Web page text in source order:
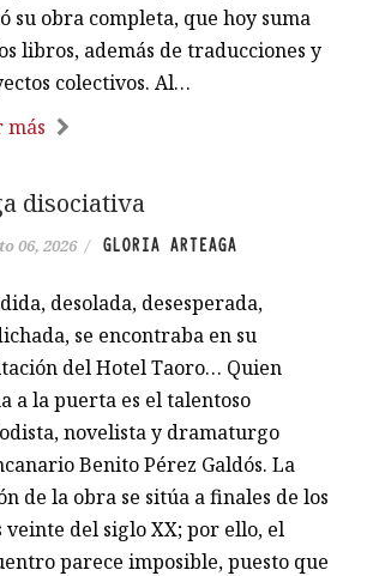
su obra completa, que hoy suma
libros, además de traducciones y
colectivos. Al…
más
disociativa
06, 2026 / GLORIA ARTEAGA
desolada, desesperada,
se encontraba en su
del Hotel Taoro… Quien
a la puerta es el talentoso
novelista y dramaturgo
Benito Pérez Galdós. La
de la obra se sitúa a finales de los
veinte del siglo XX; por ello, el
parece imposible, puesto que